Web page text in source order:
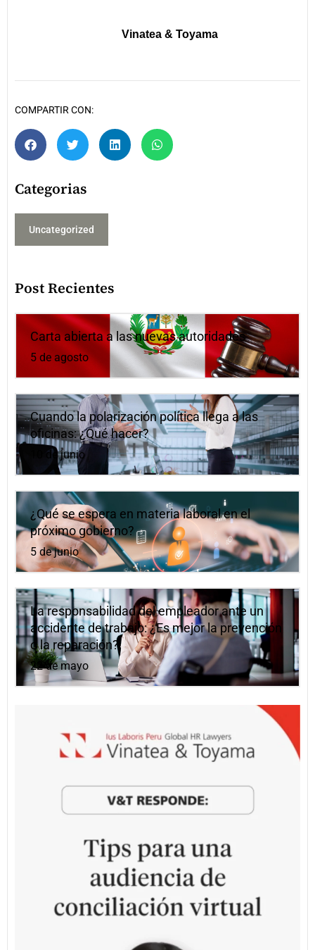
Vinatea & Toyama
COMPARTIR CON:
Categorias
Uncategorized
Post Recientes
Carta abierta a las nuevas autoridades
5 de agosto
Cuando la polarización política llega a las
oficinas: ¿Qué hacer?
10 de junio
¿Qué se espera en materia laboral en el
próximo gobierno?
5 de junio
La responsabilidad del empleador ante un
accidente de trabajo: ¿Es mejor la prevención
o la reparación?
22 de mayo